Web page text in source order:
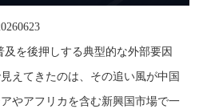
を後押しする典型的な外部要因
えてきたのは、その追い風が中国
やアフリカを含む新興国市場で一